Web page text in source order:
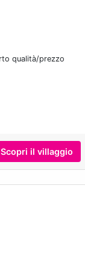
qualità/prezzo
Scopri il villaggio